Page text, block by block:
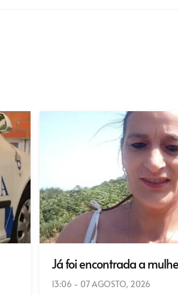
Já foi encontrada a
13:06 - 07 AGOSTO, 2026